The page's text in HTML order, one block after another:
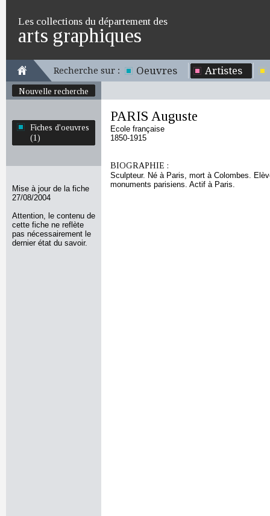
Les collections du département des
arts graphiques
Recherche sur : Oeuvres Artistes
Nouvelle recherche
Fiches d'oeuvres
(1)
Mise à jour de la fiche
27/08/2004
Attention, le contenu de
cette fiche ne reflète
pas nécessairement le
dernier état du savoir.
PARIS Auguste
Ecole française
1850-1915
BIOGRAPHIE :
Sculpteur. Né à Paris, mort à Colombes.
monuments parisiens. Actif à Paris.